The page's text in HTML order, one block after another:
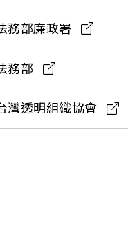
務部廉政署
務部
灣透明組織協會